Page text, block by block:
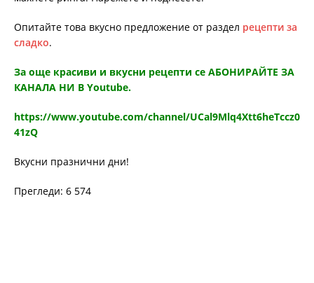
Опитайте това вкусно предложение от раздел рецепти за
сладко.
За още красиви и вкусни рецепти се АБОНИРАЙТЕ ЗА
КАНАЛА НИ В Youtube.
https://www.youtube.com/channel/UCal9Mlq4Xtt6heTccz0
41zQ
Вкусни празнични дни!
Прегледи: 6 574